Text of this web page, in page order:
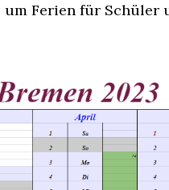
Ferien für Schüler